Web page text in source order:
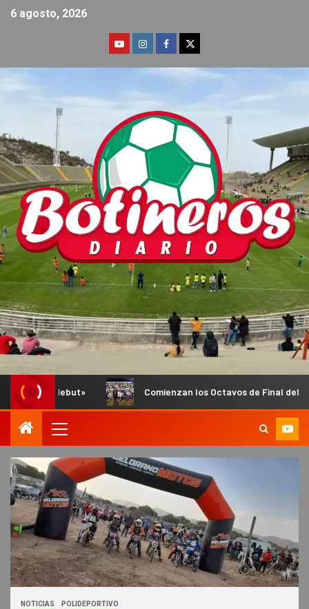
6 agosto, 2026
Comienzan los Octavos de Final del Anual de Infantiles
NOTICIAS POLIDEPORTIVO